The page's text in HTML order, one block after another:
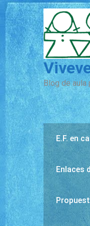
Blog de aula
E.F. en
Enlaces